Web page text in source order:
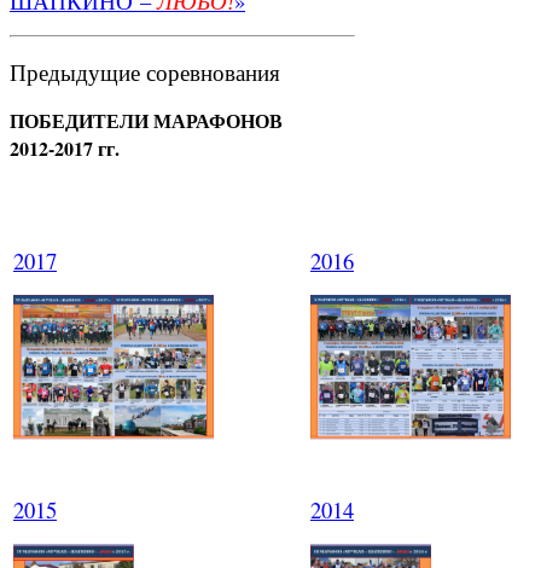
Предыдущие соревнования
ПОБЕДИТЕЛИ МАРАФОНОВ
2012-2017 гг.
2017 2016
2015 2014